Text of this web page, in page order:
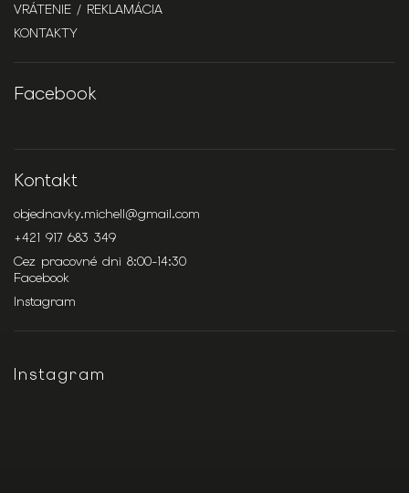
VRÁTENIE / REKLAMÁCIA
KONTAKTY
Facebook
Kontakt
objednavky.michell@gmail.com
+421 917 683 349
Cez pracovné dni 8:00-14:30
Facebook
Instagram
Instagram